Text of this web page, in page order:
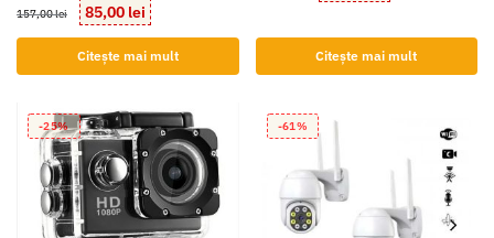
157,00lei
Prețul
inițial
a
fost:
85,00 lei Prețul
curent
este:
85,00 lei.
Citește mai mult
inițial
fost:
135,00 lei.
curent
65,00 lei.
Citește mai mult
-25% -61%